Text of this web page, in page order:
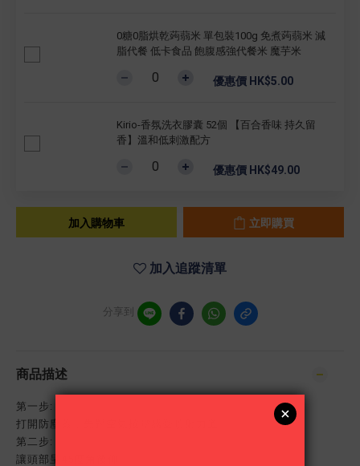
0糖0脂烘乾蒟蒻米 單包裝100g 免煮蒟蒻米 減
脂代餐 低卡食品 飽腹感強代餐米 魔芋米
優惠價 HK$5.00
Kirio-香氛洗衣膠囊 52個 【百合香味 持久留
香】溫和低刺激配方
優惠價 HK$49.00
加入購物車 立即購買
加入追蹤清單
分享到
商品描述
第一步:
打開防塵蓋，先對空氣按壓感受噴射力道
第二步:
讓頭部呈45度角後仰